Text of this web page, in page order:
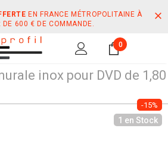
EN FRANCE MÉTROPOLITAINE À
DE 600 € DE COMMANDE.
0
inox pour DVD de 1,80
-15%
1 en Stock